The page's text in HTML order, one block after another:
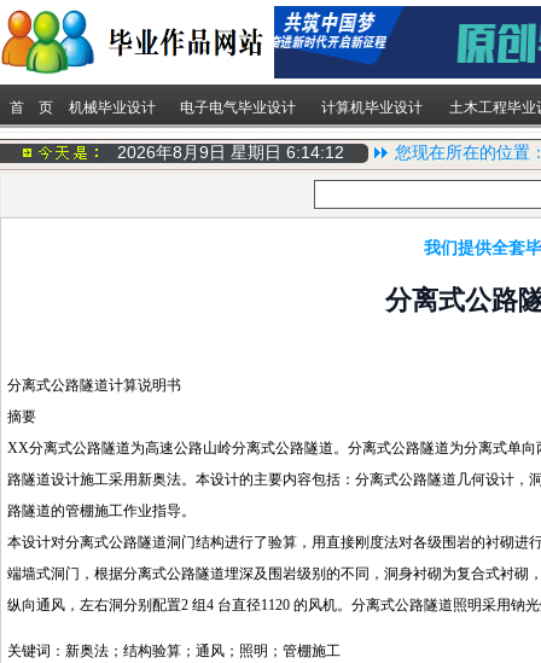
首 页 机械毕业设计 电子电气毕业设计 计算机毕业设计 土木工程毕业
2026年8月9日 星期日 6:14:12 您现在所在的位置
我们提供全套
分离式公路
分离式公路隧道计算说明书
摘要
XX分离式公路隧道为高速公路山岭分离式公路隧道。分离式公路隧道为分离式单
路隧道设计施工采用新奥法。本设计的主要内容包括：分离式公路隧道几何设计
路隧道的管棚施工作业指导。
本设计对分离式公路隧道洞门结构进行了验算，用直接刚度法对各级围岩的衬砌
端墙式洞门，根据分离式公路隧道埋深及围岩级别的不同，洞身衬砌为复合式衬
纵向通风，左右洞分别配置2 组4 台直径1120 的风机。分离式公路隧道照明采用
关键词：新奥法；结构验算；通风；照明；管棚施工